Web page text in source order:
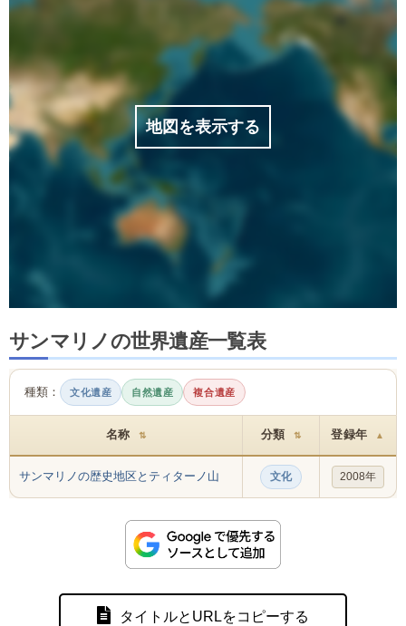
地図を表示する
サンマリノの世界遺産一覧表
種類： 文化遺産 自然遺産 複合遺産
名称 ⇅ 分類 ⇅ 登録年 ▲
サンマリノの歴史地区とティターノ山 文化 2008年
タイトルとURLをコピーする